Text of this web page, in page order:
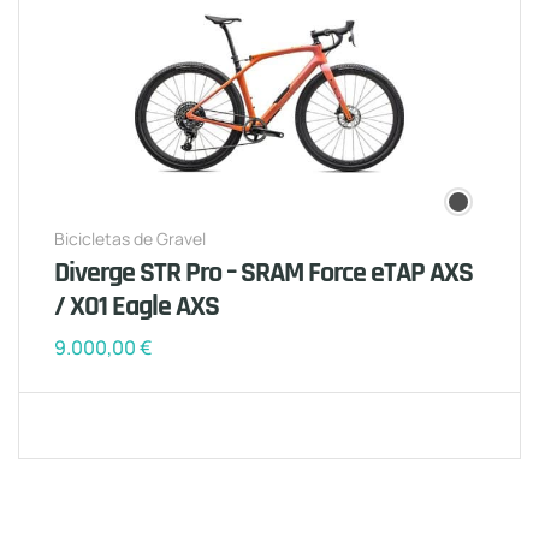
Bicicletas de Gravel
Diverge STR Pro – SRAM Force eTAP AXS
/ X01 Eagle AXS
9.000,00€